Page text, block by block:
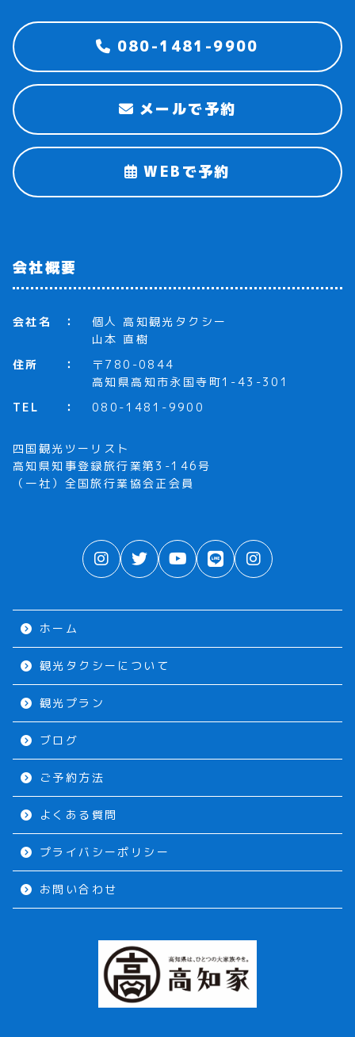
080-1481-9900
メールで予約
WEBで予約
会社概要
会社名
個人 高知観光タクシー
山本 直樹
住所
〒780-0844
高知県高知市永国寺町1-43-301
TEL
080-1481-9900
四国観光ツーリスト
高知県知事登録旅行業第3-146号
（一社）全国旅行業協会正会員
ホーム
観光タクシーについて
観光プラン
ブログ
ご予約方法
よくある質問
プライバシーポリシー
お問い合わせ